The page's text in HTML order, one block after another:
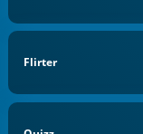
Flirter